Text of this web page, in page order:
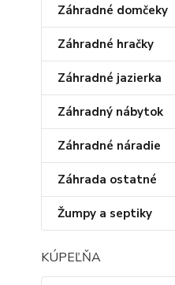
Záhradné domčeky
Záhradné hračky
Záhradné jazierka
Záhradný nábytok
Záhradné náradie
Záhrada ostatné
Žumpy a septiky
KÚPEĽŇA